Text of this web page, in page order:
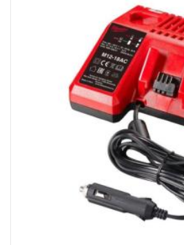
• System: M12™, M14™, M18™
• Pojemność akumulatora: 2.0, 4.0, 5.0,
• Czas ładowania:40/80/100/124/180/